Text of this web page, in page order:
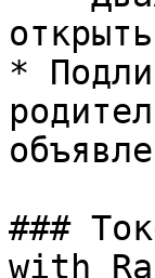
*
###
with